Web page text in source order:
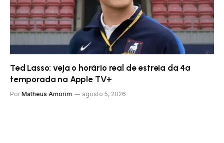
Ted Lasso: veja o horário real de estreia da 4ª
temporada na Apple TV+
Por Matheus Amorim agosto 5, 2026